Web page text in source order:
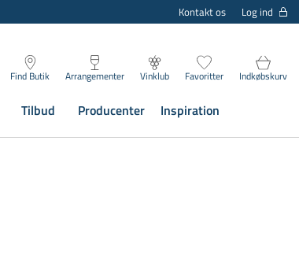
Kontakt os Log ind
Find Butik Arrangementer Vinklub Favoritter Indkøbskurv
Tilbud Producenter Inspiration